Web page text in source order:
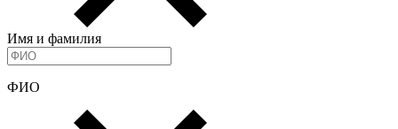
Имя и фамилия
ФИО